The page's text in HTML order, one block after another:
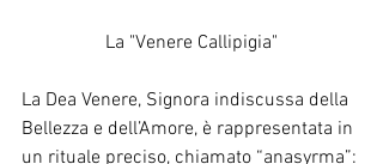
La "Venere Callipigia"
La Dea Venere, Signora indiscussa della
Bellezza e dell’Amore, è rappresentata in
un rituale preciso, chiamato “anasyrma”: